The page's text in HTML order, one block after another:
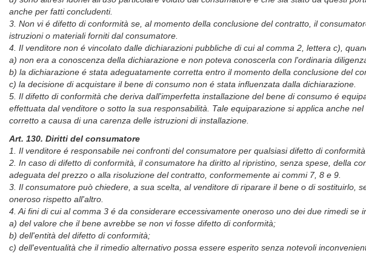
anche per fatti concludenti.
3. Non vi é difetto di conformità se, al momento della conclusione del contratto, il
istruzioni o materiali forniti dal consumatore.
4. Il venditore non é vincolato dalle dichiarazioni pubbliche di cui al comma 2, lettera c),
a) non era a conoscenza della dichiarazione e non poteva conoscerla con l'ordinaria
b) la dichiarazione é stata adeguatamente corretta entro il momento della conclusione del
c) la decisione di acquistare il bene di consumo non é stata influenzata dalla dichiarazione.
5. Il difetto di conformità che deriva dall'imperfetta installazione del bene di consumo é
effettuata dal venditore o sotto la sua responsabilità. Tale equiparazione si applica anche
corretto a causa di una carenza delle istruzioni di installazione.
Art. 130. Diritti del consumatore
1. Il venditore é responsabile nei confronti del consumatore per qualsiasi difetto di
2. In caso di difetto di conformità, il consumatore ha diritto al ripristino, senza spese, della
adeguata del prezzo o alla risoluzione del contratto, conformemente ai commi 7, 8 e 9.
3. Il consumatore può chiedere, a sua scelta, al venditore di riparare il bene o di sostituirlo,
oneroso rispetto all'altro.
4. Ai fini di cui al comma 3 é da considerare eccessivamente oneroso uno dei due rimedi
a) del valore che il bene avrebbe se non vi fosse difetto di conformità;
b) dell'entità del difetto di conformità;
c) dell'eventualità che il rimedio alternativo possa essere esperito senza notevoli